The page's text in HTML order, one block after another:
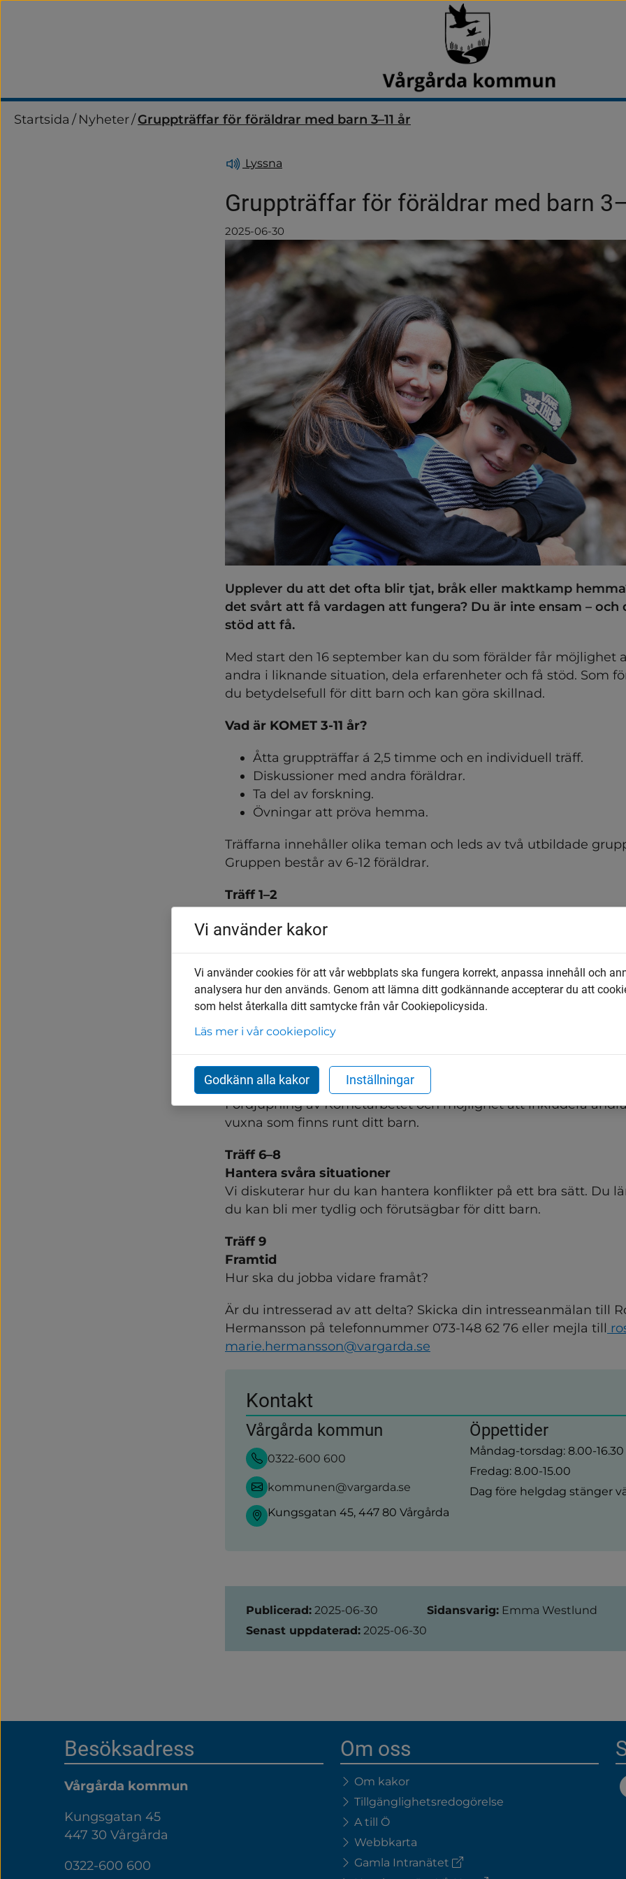
Startsida / Nyheter/Gruppträffar för föräldrar med barn 3–11 år
Lyssna
Gruppträffar för föräldrar med barn
2025-06-30
Upplever du att det ofta blir tjat, bråk eller maktkamp
det svårt att få vardagen att fungera? Du är inte ensam – och
stöd att få.
Med start den 16 september kan du som förälder får möjlighet
andra i liknande situation, dela erfarenheter och få stöd. Som
du betydelsefull för ditt barn och kan göra skillnad.
Vad är KOMET 3-11 år?
Åtta gruppträffar á 2,5 timme och en individuell träff.
Diskussioner med andra föräldrar.
Ta del av forskning.
Övningar att pröva hemma.
Träffarna innehåller olika teman och leds av två utbildade
Gruppen består av 6-12 föräldrar.
Träff 1–2
Positiv samvaro
För att minska bråk och tjat behöver vi öka positiv samvaro och
uppmärksamhet. Du får också öva på att vara tydlig som
Träff 3–4
Det som fungerar
Vi arbetar med att öka fokus på det som motiverar och fungerar
ditt barn och uppmärksamma det positiva.
Träff 5
Individuell träff
Fördjupning av Kometarbetet och möjlighet att inkludera
vuxna som finns runt ditt barn.
Träff 6–8
Hantera svåra situationer
Vi diskuterar hur du kan hantera konflikter på ett bra sätt. Du
du kan bli mer tydlig och förutsägbar för ditt barn.
Träff 9
Framtid
Hur ska du jobba vidare framåt?
Är du intresserad av att delta? Skicka din intresseanmälan till
Hermansson på telefonnummer 073-148 62 76 eller mejla till
marie.hermansson@vargarda.se
Kontakt
Vårgårda kommun
0322-600 600
kommunen@vargarda.se
Kungsgatan 45, 447 80 Vårgårda
Öppettider
Måndag-torsdag: 8.00-16.30
Fredag: 8.00-15.00
Dag före helgdag stänger
Sidinformation
Publicerad: 2025-06-30
Senast uppdaterad: 2025-06-30
Sidansvarig: Emma Westlund
Besöksadress
Vårgårda kommun
Kungsgatan 45
447 30 Vårgårda
0322-600 600
Om oss
Om kakor
Tillgänglighetsredogörelse
A till Ö
Webbkarta
Gamla Intranätet (extern
Vi använder kakor
Vi använder cookies för att vår webbplats ska fungera korrekt, anpassa innehåll och
analysera hur den används. Genom att lämna ditt godkännande accepterar du att
som helst återkalla ditt samtycke från vår Cookiepolicysida.
Läs mer i vår cookiepolicy
Godkänn alla kakor Inställningar